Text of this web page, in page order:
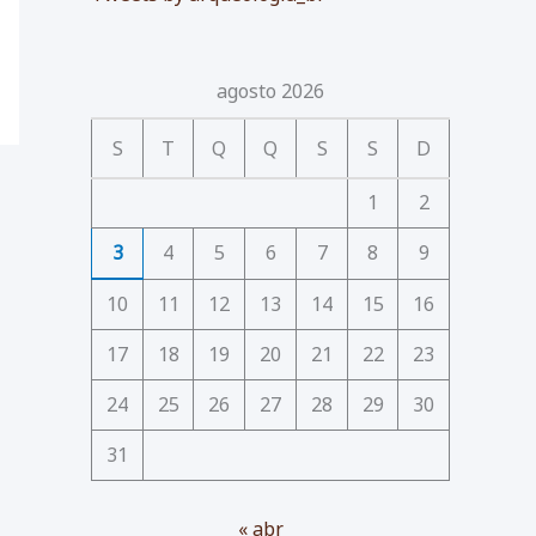
agosto 2026
S T Q Q S S D
1
2
3
4 5 6 7 8
9
10
11 12 13 14 15
16
17
18 19 20 21 22
23
24
25 26 27 28 29
30
31
« abr